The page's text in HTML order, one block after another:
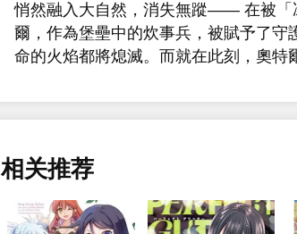
悄然融入大自然，消失無蹤—— 在被「
爾，作為堡壘中的炊事兵，被賦予了守
命的火焰都將熄滅。而就在此刻，奧
相关推荐